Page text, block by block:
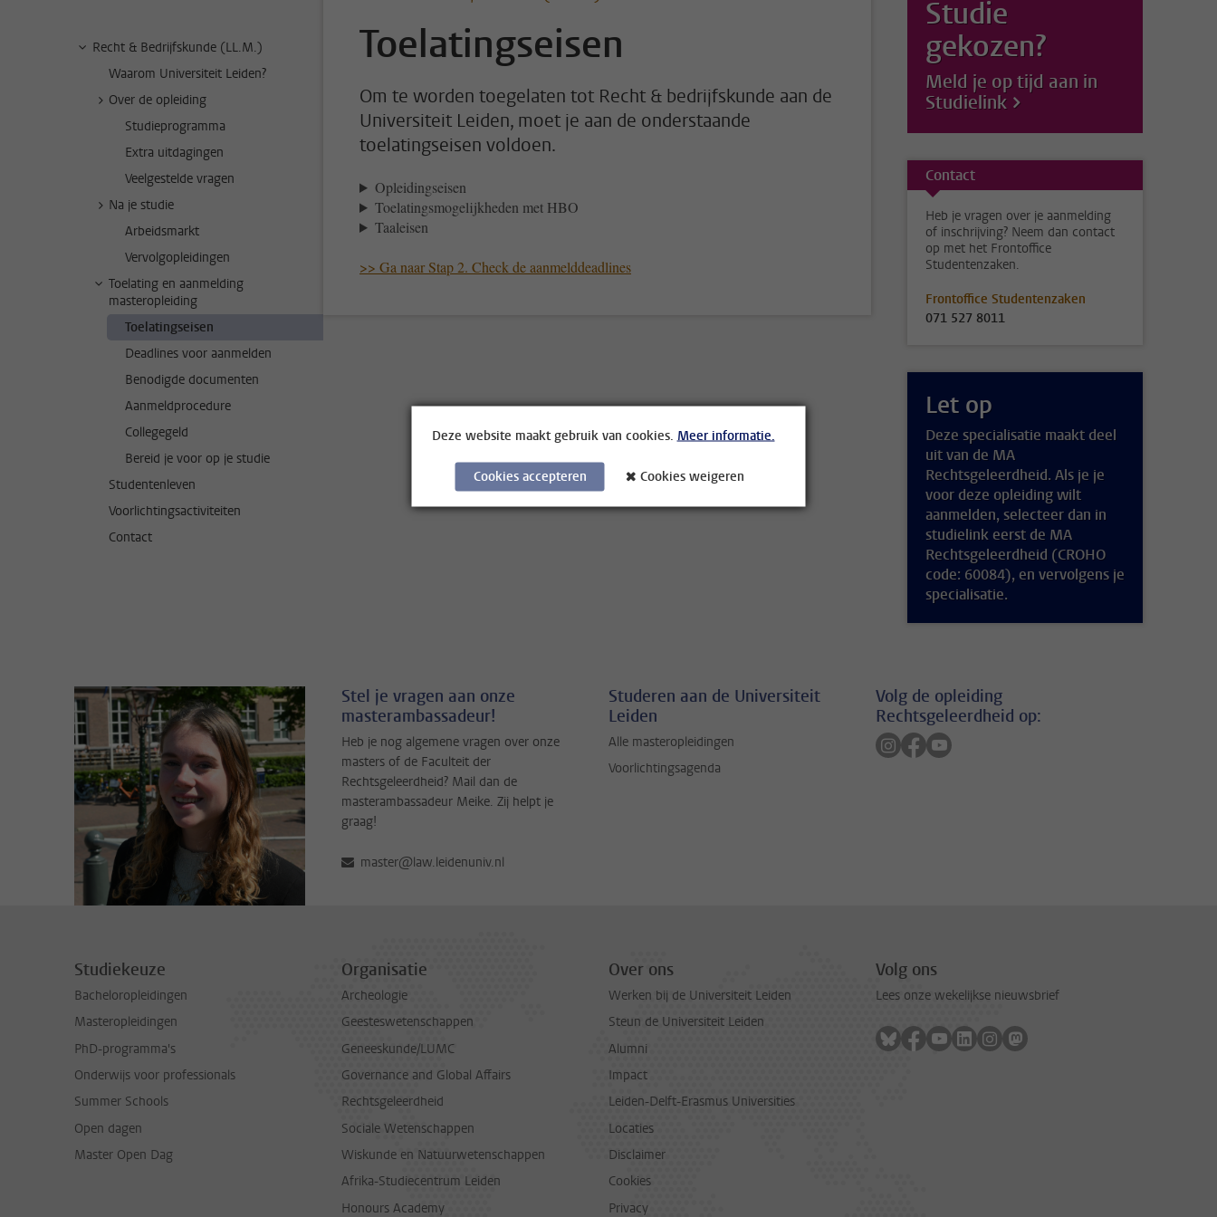
Recht & Bedrijfskunde (LL.M.)
Waarom Universiteit Leiden?
Over de opleiding
Studieprogramma
Extra uitdagingen
Veelgestelde vragen
Na je studie
Arbeidsmarkt
Vervolgopleidingen
Toelating en aanmelding
masteropleiding
Toelatingseisen
Deadlines voor aanmelden
Benodigde documenten
Aanmeldprocedure
Collegegeld
Bereid je voor op je studie
Studentenleven
Voorlichtingsactiviteiten
Contact
Toelatingseisen
Om te worden toegelaten tot Recht & bedrijfskunde aan de
Universiteit Leiden, moet je aan de onderstaande
toelatingseisen voldoen.
Opleidingseisen
Toelatingsmogelijkheden met HBO
Taaleisen
>> Ga naar Stap 2. Check de aanmelddeadlines
Studie
gekozen?
Meld je op tijd aan in
Studielink
Contact
Heb je vragen over je aanmelding
of inschrijving? Neem dan contact
op met het Frontoffice
Studentenzaken.
Frontoffice Studentenzaken
071 527 8011
Let op
Deze specialisatie maakt deel
uit van de MA
Rechtsgeleerdheid. Als je je
voor deze opleiding wilt
aanmelden, selecteer dan in
studielink eerst de MA
Rechtsgeleerdheid (CROHO
code: 60084), en vervolgens je
specialisatie.
Stel je vragen aan onze
masterambassadeur!
Heb je nog algemene vragen over onze
masters of de Faculteit der
Rechtsgeleerdheid? Mail dan de
masterambassadeur Meike. Zij helpt je
graag!
master@law.leidenuniv.nl
Studeren aan de Universiteit
Leiden
Alle masteropleidingen
Voorlichtingsagenda
Volg de opleiding
Rechtsgeleerdheid op:
Volg ons op instagram
Volg ons op facebook
Volg ons op youtube
Studiekeuze
Bacheloropleidingen
Masteropleidingen
PhD-programma's
Onderwijs voor professionals
Summer Schools
Open dagen
Master Open Dag
Organisatie
Archeologie
Geesteswetenschappen
Geneeskunde/LUMC
Governance and Global Affairs
Rechtsgeleerdheid
Sociale Wetenschappen
Wiskunde en Natuurwetenschappen
Afrika-Studiecentrum Leiden
Honours Academy
Over ons
Werken bij de Universiteit Leiden
Steun de Universiteit Leiden
Alumni
Impact
Leiden-Delft-Erasmus Universities
Locaties
Disclaimer
Cookies
Privacy
Volg ons
Lees onze wekelijkse nieuwsbrief
Volg ons op bluesky
Volg ons op facebook
Volg ons op youtube
Volg ons op linkedin
Volg ons op instagram
Volg ons op mastodon
Deze website maakt gebruik van cookies. Meer informatie.
Cookies accepteren Cookies weigeren